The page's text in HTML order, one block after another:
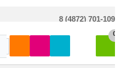
8 (4872) 701-109
0